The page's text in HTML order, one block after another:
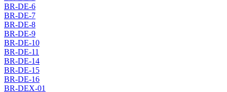
BR-DE-6
BR-DE-7
BR-DE-8
BR-DE-9
BR-DE-10
BR-DE-11
BR-DE-14
BR-DE-15
BR-DE-16
BR-DEX-01